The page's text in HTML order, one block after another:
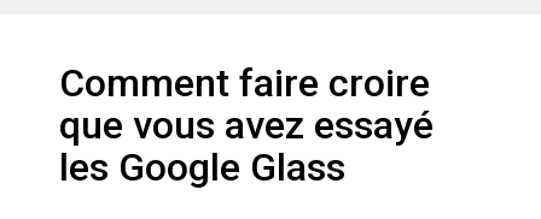
Pourquoi les études qui
prévoient la fin de l’emploi « à
elles toujours ?
Le consultant : une lecture
sociologique
Comment faire croire
que vous avez essayé
les Google Glass